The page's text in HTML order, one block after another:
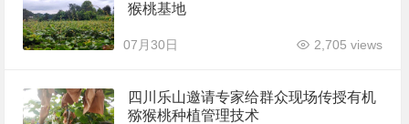
猴桃基地
07月30日 2,705 views
四川乐山邀请专家给群众现场传授有机
猕猴桃种植管理技术